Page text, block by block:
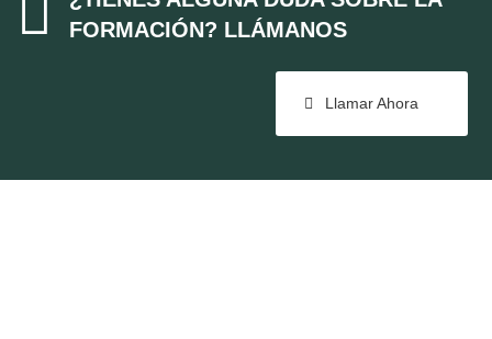

FORMACIÓN? LLÁMANOS
Llamar Ahora